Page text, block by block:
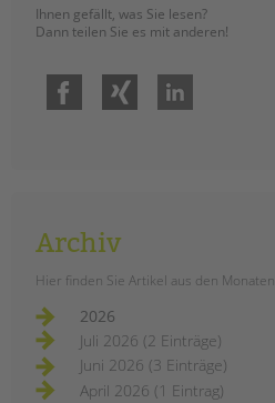
Ihnen gefällt, was Sie lesen?
Dann teilen Sie es mit anderen!
Facebook
Archiv
Hier finden Sie Artikel aus den Monaten
2026
Juli 2026 (2 Einträge)
Juni 2026 (3 Einträge)
April 2026 (1 Eintrag)